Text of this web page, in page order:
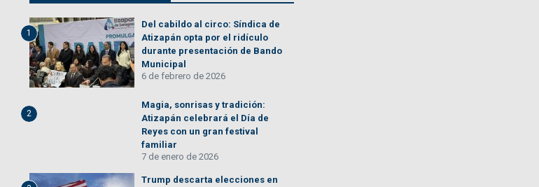
1
Del cabildo al circo: Síndica de
Atizapán opta por el ridículo
durante presentación de Bando
Municipal
6 de febrero de 2026
2
Magia, sonrisas y tradición:
Atizapán celebrará el Día de
Reyes con un gran festival
familiar
7 de enero de 2026
Trump descarta elecciones en